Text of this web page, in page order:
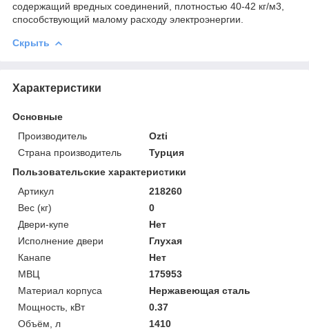
содержащий вредных соединений, плотностью 40-42 кг/м3,
способствующий малому расходу электроэнергии.
Скрыть
Характеристики
Основные
Производитель
Ozti
Страна производитель
Турция
Пользовательские характеристики
Артикул
218260
Вес (кг)
0
Двери-купе
Нет
Исполнение двери
Глухая
Канапе
Нет
МВЦ
175953
Материал корпуса
Нержавеющая сталь
Мощность, кВт
0.37
Объём, л
1410